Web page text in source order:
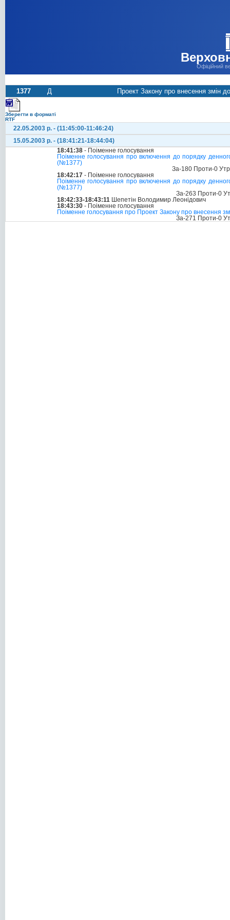
Офіційний
1377 Д Проект Закону про внесення змін
Зберегти в форматі
RTF
22.05.2003 р. - (11:45:00-11:46:24)
15.05.2003 р. - (18:41:21-18:44:04)
18:41:38 - Поіменне голосування
Поіменне голосування про включення до порядку
(№1377)
За-180 Проти-0
18:42:17 - Поіменне голосування
Поіменне голосування про включення до порядку
(№1377)
За-263 Проти-0
18:42:33-18:43:11 Шепетін Володимир Леонідович
18:43:30 - Поіменне голосування
Поіменне голосування про Проект Закону про внесення
За-271 Проти-0